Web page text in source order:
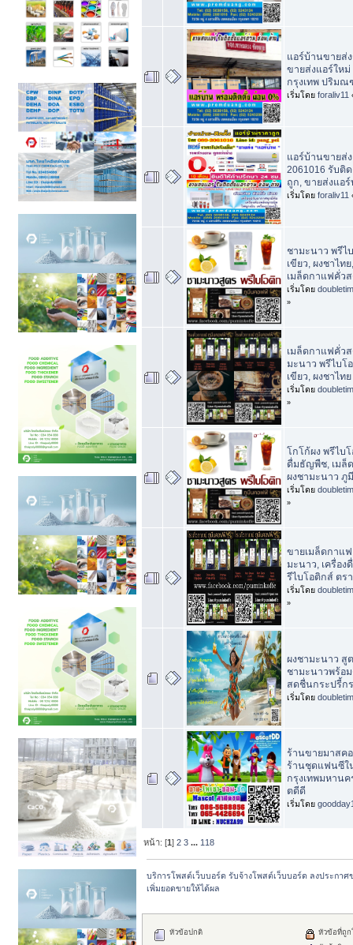
แอร์บ้านขายส่
ขายส่งแอร์ให
กรุงเทพ ปริมณ
เริ่มโดย foraliv11
แอร์บ้านขายส่
2061016 รับติ
ถูก, ขายส่งแอร์
เริ่มโดย foraliv11
ชามะนาว พรีไ
เขียว, ผงชาไท
เมล็ดกาแฟคั่ว
เริ่มโดย
»
เมล็ดกาแฟคั่ว
มะนาว พรีไบโ
เขียว, ผงชาไ
เริ่มโดย
»
โกโก้ผง พรีไบ
ดื่มธัญพืช, เมล็
ผงชามะนาว ภู
เริ่มโดย
»
ขายเมล็ดกาแ
มะนาว, เครื่อ
รีไบโอติกส์ ตร
เริ่มโดย
»
ผงชามะนาว สู
ชามะนาวพร้อ
สดชื่นกระปรี้ก
เริ่มโดย
ร้านขายมาสค
ร้านชุดแฟนซีใ
กรุงเทพมหาน
ตดีดี
เริ่มโดย
หน้า: [1]2 3 ... 118
บริการโพสต์เว็บบอร์ด รับจ้างโพสต์เว็บบอร์ด ลงประกาศ
เพิ่มยอดขายให้ได้ผล
หัวข้อปกติ
หัวข้อที่ถู